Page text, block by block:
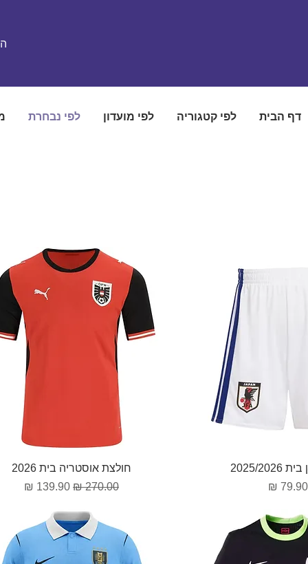
דף הבית לפי קטגוריה לפי מועדון לפי נבחרת
מהירה2026
מחיר‏79.90 ‏₪
תצוגה מהירה
חולצת אוסטריה בית 2026
מחיר רגיל מחיר מבצע